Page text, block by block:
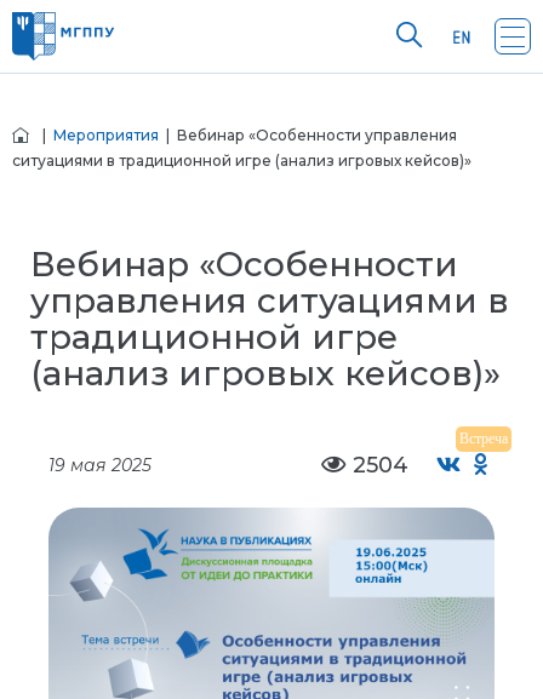
Мероприятия | Вебинар «Особенности управления
ситуациями в традиционной игре (анализ игровых кейсов)»
Вебинар «Особенности
управления ситуациями в
традиционной игре
(анализ игровых кейсов)»
Встреча
19 мая 2025 2504